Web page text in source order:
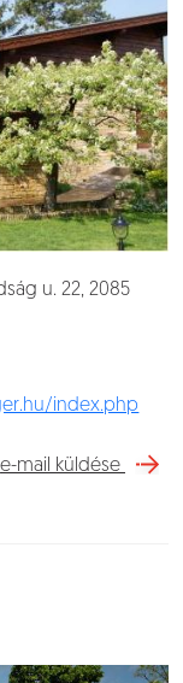
u. 22, 2085
index.php
e-mail küldése